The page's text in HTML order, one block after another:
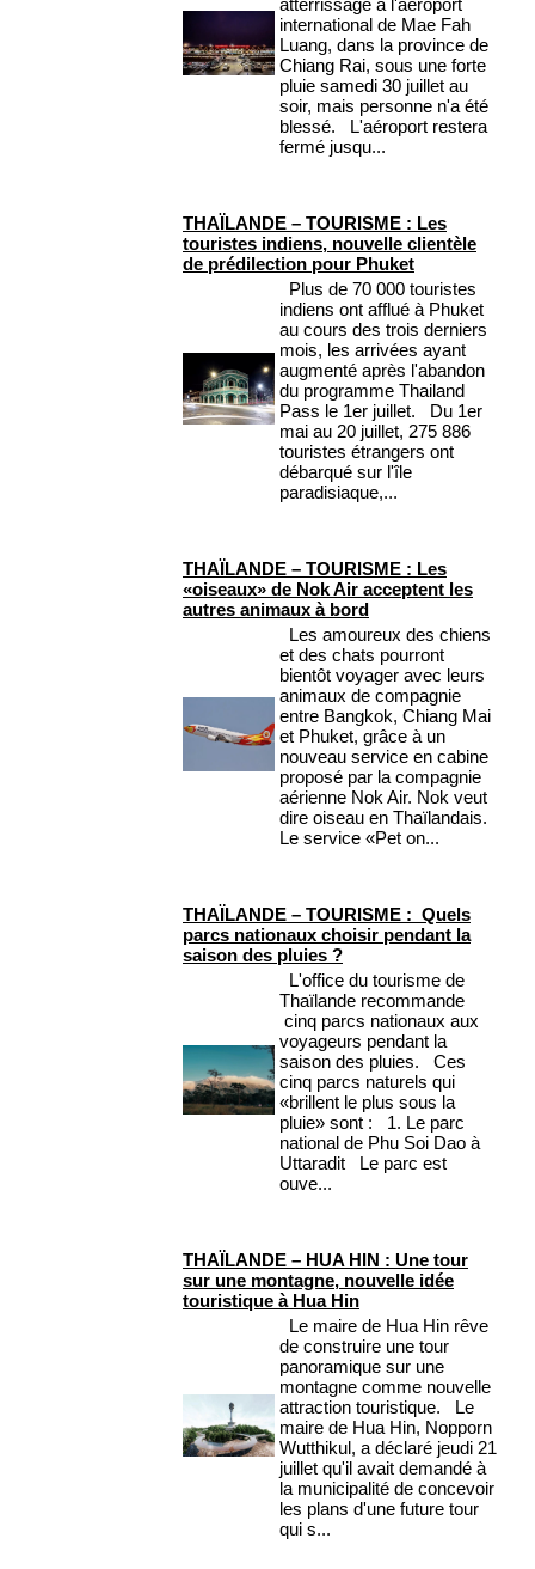
atterrissage à l'aéroport
international de Mae Fah
Luang, dans la province de
Chiang Rai, sous une forte
pluie samedi 30 juillet au
soir, mais personne n'a été
blessé. L'aéroport restera
fermé jusqu...
THAÏLANDE – TOURISME : Les
touristes indiens, nouvelle clientèle
de prédilection pour Phuket
Plus de 70 000 touristes
indiens ont afflué à Phuket
au cours des trois derniers
mois, les arrivées ayant
augmenté après l'abandon
du programme Thailand
Pass le 1er juillet. Du 1er
mai au 20 juillet, 275 886
touristes étrangers ont
débarqué sur l'île
paradisiaque,...
THAÏLANDE – TOURISME : Les
«oiseaux» de Nok Air acceptent les
autres animaux à bord
Les amoureux des chiens
et des chats pourront
bientôt voyager avec leurs
animaux de compagnie
entre Bangkok, Chiang Mai
et Phuket, grâce à un
nouveau service en cabine
proposé par la compagnie
aérienne Nok Air. Nok veut
dire oiseau en Thaïlandais.
Le service «Pet on...
THAÏLANDE – TOURISME : Quels
parcs nationaux choisir pendant la
saison des pluies ?
L'office du tourisme de
Thaïlande recommande
cinq parcs nationaux aux
voyageurs pendant la
saison des pluies. Ces
cinq parcs naturels qui
«brillent le plus sous la
pluie» sont : 1. Le parc
national de Phu Soi Dao à
Uttaradit Le parc est
ouve...
THAÏLANDE – HUA HIN : Une tour
sur une montagne, nouvelle idée
touristique à Hua Hin
Le maire de Hua Hin rêve
de construire une tour
panoramique sur une
montagne comme nouvelle
attraction touristique. Le
maire de Hua Hin, Nopporn
Wutthikul, a déclaré jeudi 21
juillet qu'il avait demandé à
la municipalité de concevoir
les plans d'une future tour
qui s...